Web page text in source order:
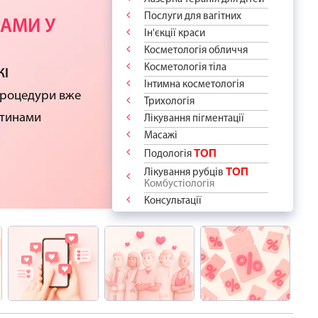
Послуги для вагітних
Ін'єкції краси
Косметологія обличчя
Косметологія тіла
Інтимна косметологія
Трихологія
Лікування пігментації
Масажі
Подологія ТОП
Лікування рубців ТОП
Комбустіологія
Консультації
зафіксуйте
У
вже
1600 грн
для Вас і
✨
знижкою -
до краси
із
СПОКІЙ
ВАС
ветеранів